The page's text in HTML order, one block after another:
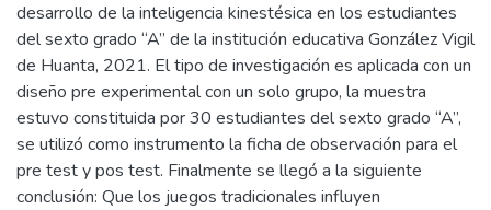
desarrollo de la inteligencia kinestésica en los estudiantes
del sexto grado “A” de la institución educativa González Vigil
de Huanta, 2021. El tipo de investigación es aplicada con un
diseño pre experimental con un solo grupo, la muestra
estuvo constituida por 30 estudiantes del sexto grado “A”,
se utilizó como instrumento la ficha de observación para el
pre test y pos test. Finalmente se llegó a la siguiente
conclusión: Que los juegos tradicionales influyen